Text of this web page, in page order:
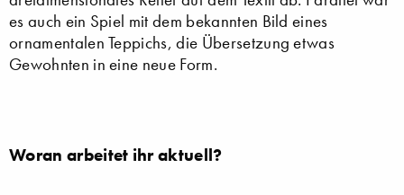
es auch ein Spiel mit dem bekannten Bild eines
ornamentalen Teppichs, die Übersetzung etwas
Gewohnten in eine neue Form.
Woran arbeitet ihr aktuell?